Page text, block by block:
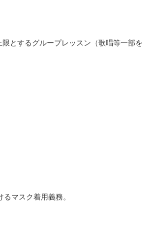
とするグループレッスン（歌唱等一部を
マスク着用義務。